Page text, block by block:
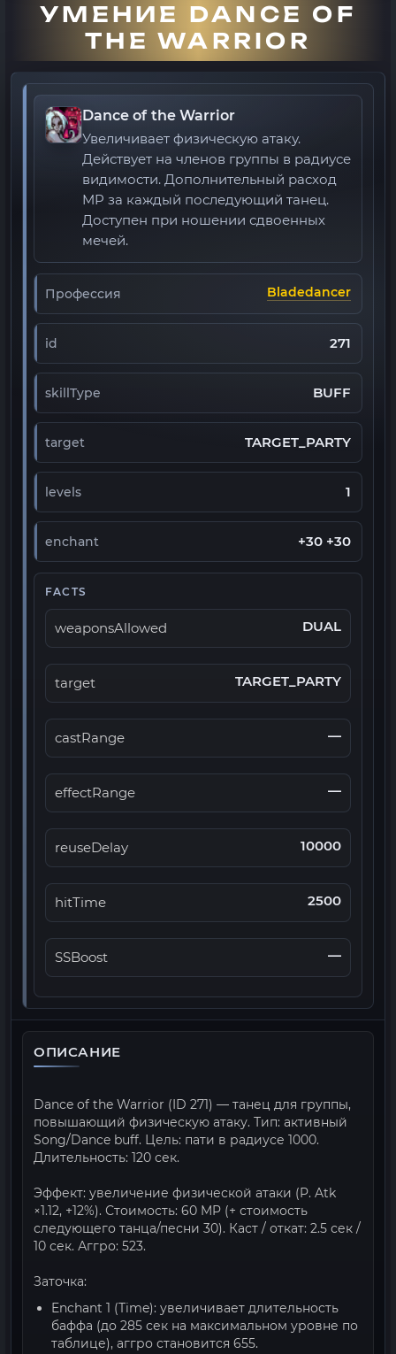
УМЕНИЕ DANCE OF
THE WARRIOR
Dance of the Warrior
Увеличивает физическую атаку.
Действует на членов группы в радиусе
видимости. Дополнительный расход
MP за каждый последующий танец.
Доступен при ношении сдвоенных
мечей.
Профессия Bladedancer
id 271
skillType BUFF
target TARGET_PARTY
levels 1
enchant +30 +30
FACTS
weaponsAllowed DUAL
target TARGET_PARTY
castRange —
effectRange —
reuseDelay 10000
hitTime 2500
SSBoost —
ОПИСАНИЕ
Dance of the Warrior (ID 271) — танец для группы,
повышающий физическую атаку. Тип: активный
Song/Dance buff. Цель: пати в радиусе 1000.
Длительность: 120 сек.
Эффект: увеличение физической атаки (P. Atk
×1.12, +12%). Стоимость: 60 MP (+ стоимость
следующего танца/песни 30). Каст / откат: 2.5 сек /
10 сек. Аггро: 523.
Заточка:
Enchant 1 (Time): увеличивает длительность
баффа (до 285 сек на максимальном уровне по
таблице), аггро становится 655.